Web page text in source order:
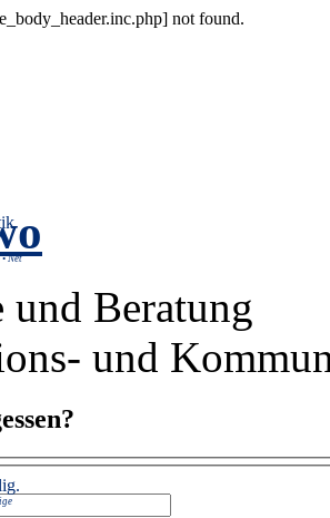
not found.
und Beratung
und
Net